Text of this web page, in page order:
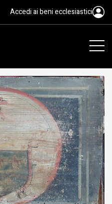
ambito
Accedi ai beni ecclesiastici